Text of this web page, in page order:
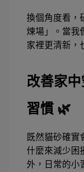
換個角度看，
煉場」。當我
家裡更清新，
改善家
習慣 🌿
既然貓砂確實
什麼來減少困
外，日常的小